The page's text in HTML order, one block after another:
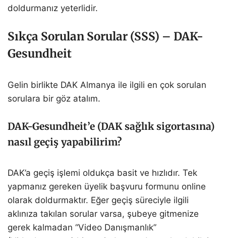
doldurmanız yeterlidir.
Sıkça Sorulan Sorular (SSS) – DAK-
Gesundheit
Gelin birlikte DAK Almanya ile ilgili en çok sorulan
sorulara bir göz atalım.
DAK-Gesundheit’e (DAK sağlık sigortasına)
nasıl geçiş yapabilirim?
DAK’a geçiş işlemi oldukça basit ve hızlıdır. Tek
yapmanız gereken üyelik başvuru formunu online
olarak doldurmaktır. Eğer geçiş süreciyle ilgili
aklınıza takılan sorular varsa, şubeye gitmenize
gerek kalmadan “Video Danışmanlık”